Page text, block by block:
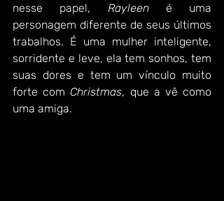
nesse papel, Rayleen é uma
personagem diferente de seus últimos
trabalhos. É uma mulher inteligente,
sorridente e leve, ela tem sonhos, tem
suas dores e tem um vínculo muito
forte com Christmas, que a vê como
uma amiga.